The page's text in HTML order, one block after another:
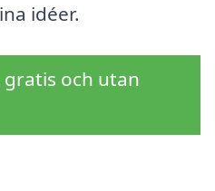
idéer.
gratis och utan